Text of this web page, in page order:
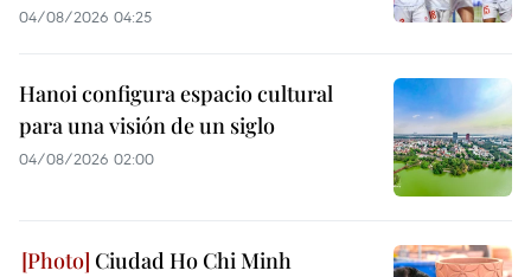
04/08/2026 04:25
Hanoi configura espacio cultural
para una visión de un siglo
04/08/2026 02:00
Ciudad Ho Chi Minh